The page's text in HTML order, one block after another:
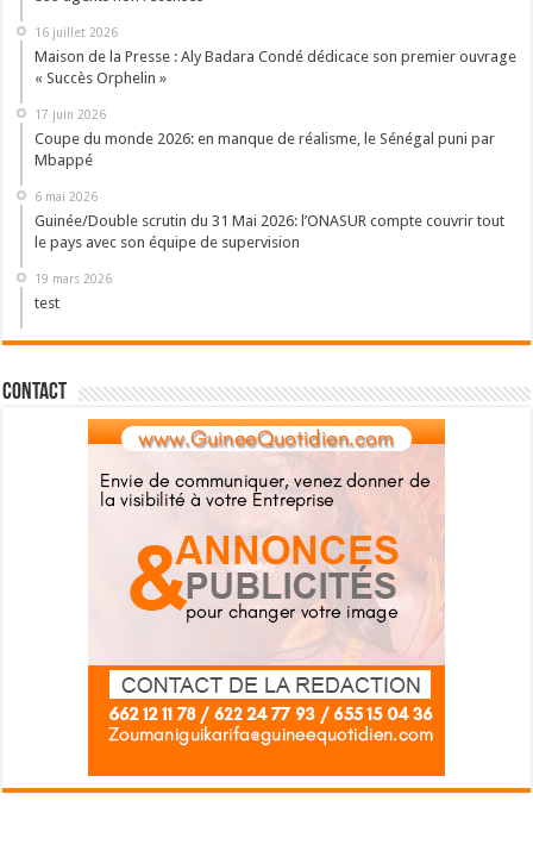
16 juillet 2026
Maison de la Presse : Aly Badara Condé dédicace son premier ouvrage
« Succès Orphelin »
17 juin 2026
Coupe du monde 2026: en manque de réalisme, le Sénégal puni par
Mbappé
6 mai 2026
Guinée/Double scrutin du 31 Mai 2026: l’ONASUR compte couvrir tout
le pays avec son équipe de supervision
19 mars 2026
test
Contact